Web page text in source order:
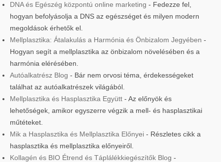
DNA és Egészég központú online marketing - Fedezze fel,
hogyan befolyásolja a DNS az egészséget és milyen modern
megoldások érhetők el.
Mellplasztika: Átalakulás a Harmónia és Önbizalom Jegyében -
Hogyan segít a mellplasztika az önbizalom növelésében és a
harmónia elérésében.
Autóalkatrész Blog - Bár nem orvosi téma, érdekességeket
találhat az autóalkatrészek világából.
Mellplasztika és Hasplasztika Együtt - Az előnyök és
lehetőségek, amikor egyszerre végzik a mell- és hasplasztikai
műtéteket.
Mik a Hasplasztika és Mellplasztika Előnyei - Részletes cikk a
hasplasztika és mellplasztika előnyeiről.
Kollagén és BIO Étrend és Táplálékkiegészítők Blog -